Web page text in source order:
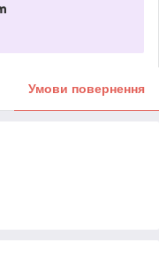
Умови повернення